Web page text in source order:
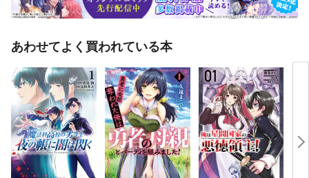
あわせてよく買われている本